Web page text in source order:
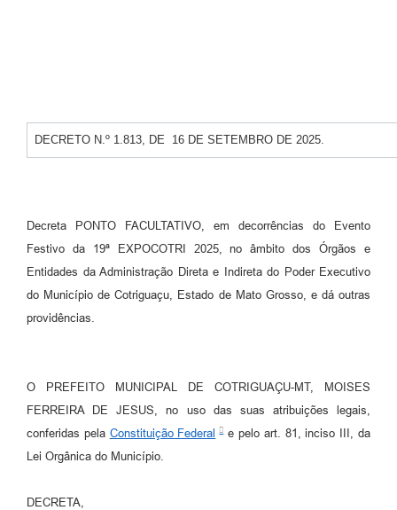
Contas Públicas
Links
Telefones Úteis
Jornal
SIC
DECRETO N.º 1.813, DE 16 DE SETEMBRO DE 2025.
Decreta PONTO FACULTATIVO, em decorrências do Evento
Festivo da 19ª EXPOCOTRI 2025, no âmbito dos Órgãos e
Entidades da Administração Direta e Indireta do Poder Executivo
do Município de Cotriguaçu, Estado de Mato Grosso, e dá outras
providências.
O PREFEITO MUNICIPAL DE COTRIGUAÇU-MT, MOISES
FERREIRA DE JESUS, no uso das suas atribuições legais,
conferidas pela Constituição Federal
e pelo art. 81, inciso III, da
Lei Orgânica do Município.
DECRETA,